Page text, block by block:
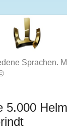
Sprachen.
5.000